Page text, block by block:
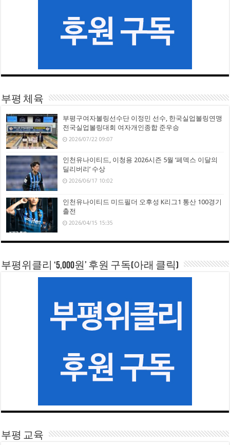
부평 체육
부평구여자볼링선수단 이정민 선수, 한국실업볼링연맹
전국실업볼링대회 여자개인종합 준우승
2026/07/22 09:07
인천유나이티드, 이청용 2026시즌 5월 ‘페덱스 이달의
딜리버리’ 수상
2026/06/17 10:02
인천유나이티드 미드필더 오후성 K리그1 통산 100경기
출전
2026/04/15 15:35
부평위클리 ‘5,000원’ 후원 구독(아래 클릭)
부평 교육